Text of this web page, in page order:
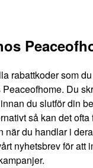
rabattkoder som
Du
du slutför din
så kan det ofta
när du handlar i
nyhetsbrev för att